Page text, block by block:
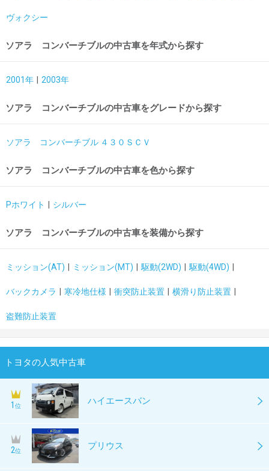
ヴォクシー
ソアラ コンバーチブルの中古車を年式から探す
2001年 2003年
ソアラ コンバーチブルの中古車をグレードから探す
ソアラ コンバーチブル ４３０ＳＣＶ
ソアラ コンバーチブルの中古車を色から探す
Pホワイト シルバー
ソアラ コンバーチブルの中古車を装備から探す
ミッション(AT) ミッション(MT) 駆動(2WD) 駆動(4WD)
バックカメラ 寒冷地仕様 衝突防止装置 横滑り防止装置
盗難防止装置
トヨタの人気中古車
1 位 ハイエースバン
2位 プリウス